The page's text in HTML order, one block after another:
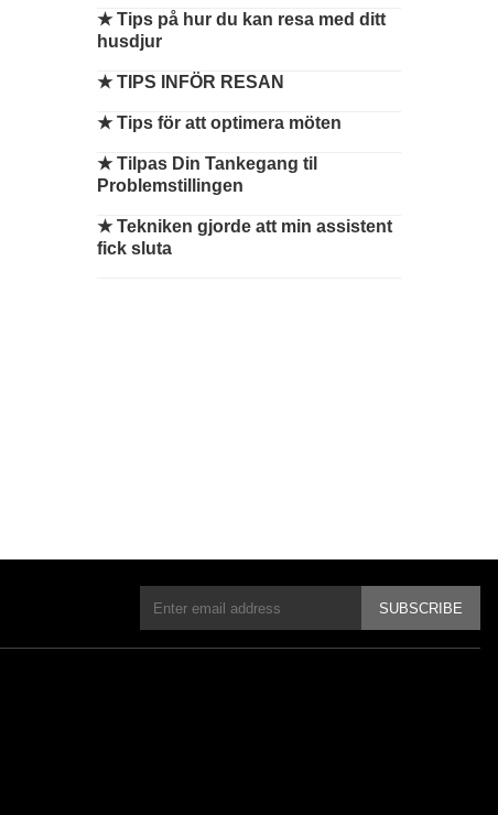
★Tips på hur du kan resa med ditt
husdjur
★TIPS INFÖR RESAN
★Tips för att optimera möten
★Tilpas Din Tankegang til
Problemstillingen
★Tekniken gjorde att min assistent
fick sluta
SUBSCRIBE